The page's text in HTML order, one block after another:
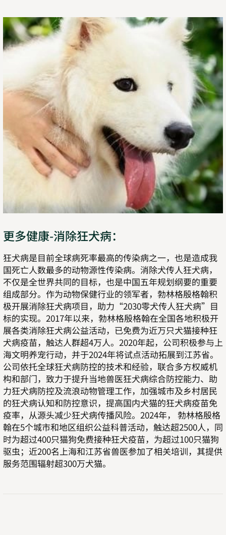
更多健康-消除狂犬病：
狂犬病是目前全球病死率最高的传染病之一，也是造成我
国死亡人数最多的动物源性传染病。消除犬传人狂犬病，
不仅是全世界共同的目标，也是中国五年规划纲要的重要
组成部分。作为动物保健行业的领军者，勃林格殷格翰积
极开展消除狂犬病项目，助力“2030零犬传人狂犬病”目
标的实现。2017年以来，勃林格殷格翰在全国各地积极开
展各类消除狂犬病公益活动，已免费为近万只犬猫接种狂
犬病疫苗，触达人群超4万人。2020年起，公司积极参与上
海文明养宠行动，并于2024年将试点活动拓展到江苏省。
公司依托全球狂犬病防控的技术和经验，联合多方权威机
构和部门，致力于提升当地兽医狂犬病综合防控能力、助
力狂犬病防控及流浪动物管理工作，加强城市及乡村居民
的狂犬病认知和防控意识，提高国内犬猫的狂犬病疫苗免
疫率，从源头减少狂犬病传播风险。2024年， 勃林格殷格
翰在5个城市和地区组织公益科普活动，触达超2500人，同
时为超过400只猫狗免费接种狂犬疫苗，为超过100只猫狗
驱虫；近200名上海和江苏省兽医参加了相关培训，其提供
服务范围辐射超300万犬猫。